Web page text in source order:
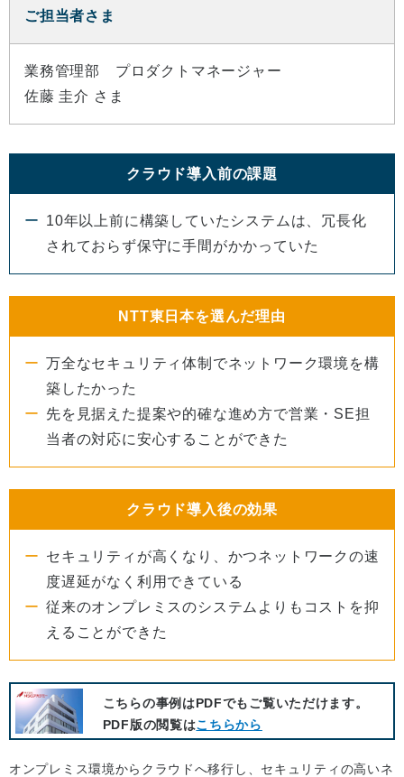
ご担当者さま
業務管理部 プロダクトマネージャー
佐藤 圭介 さま
クラウド導入前の課題
10年以上前に構築していたシステムは、冗長化
されておらず保守に手間がかかっていた
NTT東日本を選んだ理由
万全なセキュリティ体制でネットワーク環境を構
築したかった
先を見据えた提案や的確な進め方で営業・SE担
当者の対応に安心することができた
クラウド導入後の効果
セキュリティが高くなり、かつネットワークの速
度遅延がなく利用できている
従来のオンプレミスのシステムよりもコストを抑
えることができた
こちらの事例はPDFでもご覧いただけます。
PDF版の閲覧はこちらから
オンプレミス環境からクラウドへ移行し、セキュリティの高いネ